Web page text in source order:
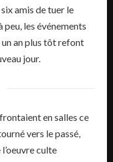
amis de tuer le
peu, les événements
an plus tôt refont
jour.
en salles ce
vers le passé,
culte